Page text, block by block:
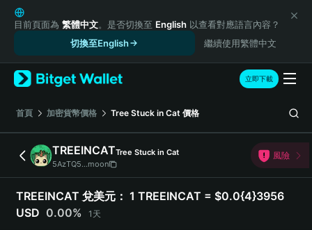
English
日本語
Русский
Español (Latinoamérica)
Türkçe
Italiano
Deutsch
简体中文
繁體中文
Português (Portugal)
Bahasa Indonesia
目前頁面為 繁體中文。是否切換至 English 以查看對應語言內容？
切換至English
繼續使用繁體中文
立即下載
首頁 加密貨幣價格 Tree Stuck in Cat 價格
TREEINCATTree Stuck in Cat
5AzTQ5...moon
風險
TREEINCAT 兌美元： 1 TREEINCAT = $0.0{4}3956
USD 0.00% 1天